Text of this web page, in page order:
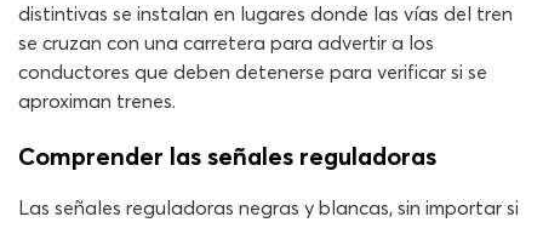
distintivas se instalan en lugares donde las vías del tren
se cruzan con una carretera para advertir a los
conductores que deben detenerse para verificar si se
aproximan trenes.
Comprender las señales reguladoras
Las señales reguladoras negras y blancas, sin importar si